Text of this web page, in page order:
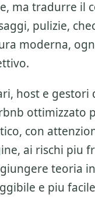
ma tradurre il
pulizie,
moderna,
host e gestori
ottimizzato
con
, ai rischi piu
teoria
e piu